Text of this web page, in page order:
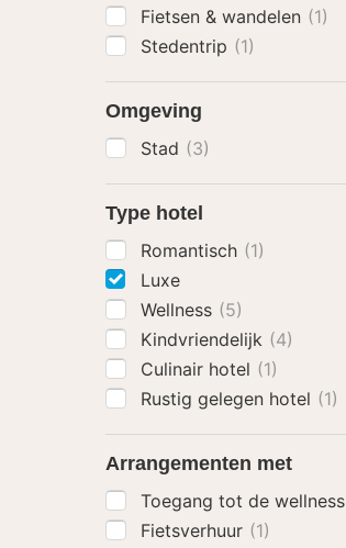
Fietsen & wandelen (1)
Stedentrip (1)
Omgeving
Stad (3)
Type hotel
Romantisch (1)
Luxe
Wellness (5)
Kindvriendelijk (4)
Culinair hotel (1)
Rustig gelegen hotel (1)
Arrangementen met
Toegang tot de wellness
Fietsverhuur (1)